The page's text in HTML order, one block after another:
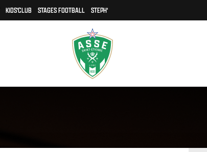
KIDS'CLUB STAGES FOOTBALL STEPH'